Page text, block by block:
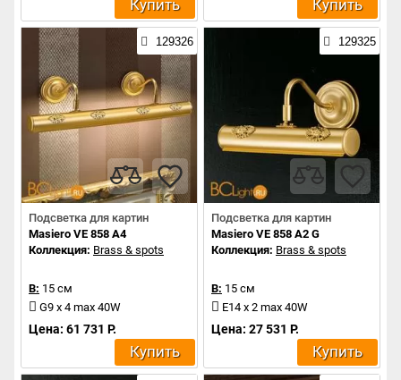
Купить Купить
129326
Подсветка для картин
Masiero VE 858 A4
Коллекция: Brass & spots
В: 15 см
G9 x 4 max 40W
Цена: 61 731 Р.
Купить
129325
Подсветка для картин
Masiero VE 858 A2 G
Коллекция: Brass & spots
В: 15 см
E14 x 2 max 40W
Цена: 27 531 Р.
Купить